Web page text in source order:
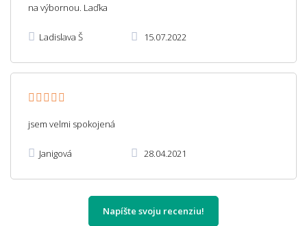
na výbornou. Laďka
Ladislava Š 15.07.2022
jsem velmi spokojená
Janigová 28.04.2021
Napíšte svoju recenziu!